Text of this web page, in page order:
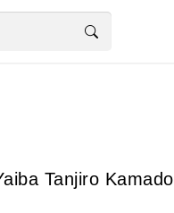
Tanjiro Kamado